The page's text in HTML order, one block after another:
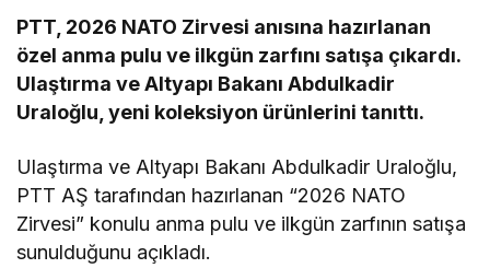
PTT, 2026 NATO Zirvesi anısına hazırlanan
özel anma pulu ve ilkgün zarfını satışa çıkardı.
Ulaştırma ve Altyapı Bakanı Abdulkadir
Uraloğlu, yeni koleksiyon ürünlerini tanıttı.
Ulaştırma ve Altyapı Bakanı Abdulkadir Uraloğlu,
PTT AŞ tarafından hazırlanan “2026 NATO
Zirvesi” konulu anma pulu ve ilkgün zarfının satışa
sunulduğunu açıkladı.